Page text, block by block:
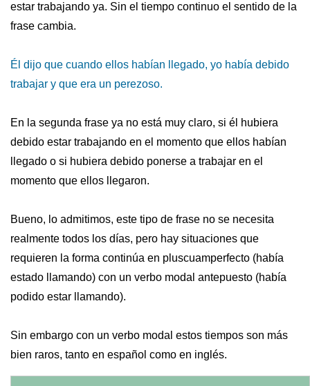
estar trabajando ya. Sin el tiempo continuo el sentido de la
frase cambia.
Él dijo que cuando ellos habían llegado, yo había debido
trabajar y que era un perezoso.
En la segunda frase ya no está muy claro, si él hubiera
debido estar trabajando en el momento que ellos habían
llegado o si hubiera debido ponerse a trabajar en el
momento que ellos llegaron.
Bueno, lo admitimos, este tipo de frase no se necesita
realmente todos los días, pero hay situaciones que
requieren la forma continúa en pluscuamperfecto (había
estado llamando) con un verbo modal antepuesto (había
podido estar llamando).
Sin embargo con un verbo modal estos tiempos son más
bien raros, tanto en español como en inglés.